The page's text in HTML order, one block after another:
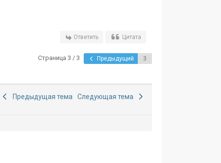
Ответить Цитата
Страница 3 / 3 Предыдущий
Предыдущая тема Следующая тема